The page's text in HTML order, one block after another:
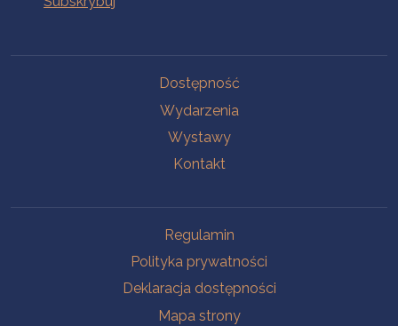
Dostępność
Wydarzenia
Wystawy
Kontakt
Regulamin
Polityka prywatności
Deklaracja dostępności
Mapa strony